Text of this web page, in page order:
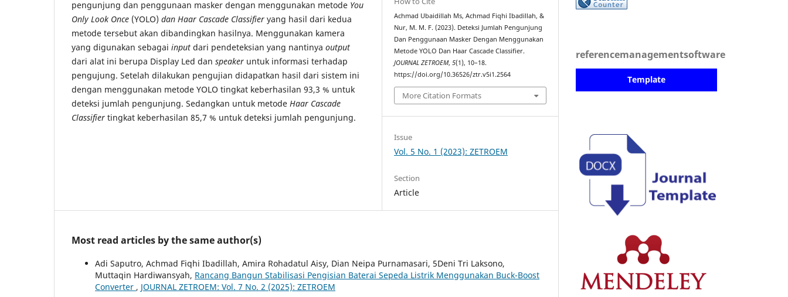
pengunjung dan penggunaan masker dengan menggunakan metode You
Only Look Once (YOLO) dan Haar Cascade Classifier yang hasil dari kedua
metode tersebut akan dibandingkan hasilnya. Menggunakan kamera
yang digunakan sebagai input dari pendeteksian yang nantinya output
dari alat ini berupa Display Led dan speaker untuk informasi terhadap
pengujung. Setelah dilakukan pengujian didapatkan hasil dari sistem ini
dengan menggunakan metode YOLO tingkat keberhasilan 93,3 % untuk
deteksi jumlah pengunjung. Sedangkan untuk metode Haar Cascade
Classifier tingkat keberhasilan 85,7 % untuk deteksi jumlah pengunjung.
Achmad Ubaidillah Ms, Achmad Fiqhi Ibadillah, &
Nur, M. M. F. (2023). Deteksi Jumlah Pengunjung
Dan Penggunaan Masker Dengan Menggunakan
Metode YOLO Dan Haar Cascade Classifier.
JOURNAL ZETROEM,5(1), 10–18.
https://doi.org/10.36526/ztr.v5i1.2564
More Citation Formats
Issue
Vol. 5 No. 1 (2023): ZETROEM
Section
Article
Most read articles by the same author(s)
Adi Saputro, Achmad Fiqhi Ibadillah, Amira Rohadatul Aisy, Dian Neipa Purnamasari, 5Deni Tri Laksono,
Muttaqin Hardiwansyah, Rancang Bangun Stabilisasi Pengisian Baterai Sepeda Listrik Menggunakan Buck-Boost
Converter , JOURNAL ZETROEM: Vol. 7 No. 2 (2025): ZETROEM
referencemanagementsoftware
Template